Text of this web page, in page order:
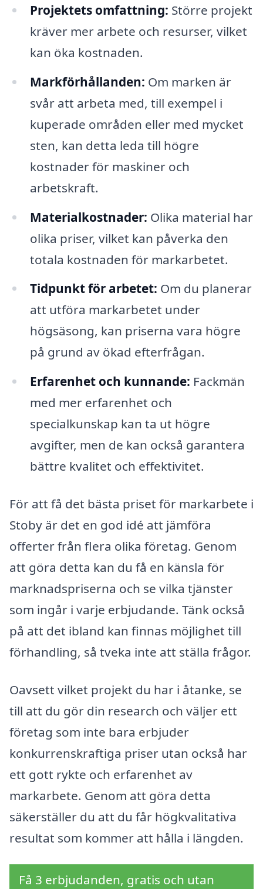
Projektets omfattning: Större projekt
kräver mer arbete och resurser, vilket
kan öka kostnaden.
Markförhållanden: Om marken är
svår att arbeta med, till exempel i
kuperade områden eller med mycket
sten, kan detta leda till högre
kostnader för maskiner och
arbetskraft.
Materialkostnader: Olika material har
olika priser, vilket kan påverka den
totala kostnaden för markarbetet.
Tidpunkt för arbetet: Om du planerar
att utföra markarbetet under
högsäsong, kan priserna vara högre
på grund av ökad efterfrågan.
Erfarenhet och kunnande: Fackmän
med mer erfarenhet och
specialkunskap kan ta ut högre
avgifter, men de kan också garantera
bättre kvalitet och effektivitet.
För att få det bästa priset för markarbete i
Stoby är det en god idé att jämföra
offerter från flera olika företag. Genom
att göra detta kan du få en känsla för
marknadspriserna och se vilka tjänster
som ingår i varje erbjudande. Tänk också
på att det ibland kan finnas möjlighet till
förhandling, så tveka inte att ställa frågor.
Oavsett vilket projekt du har i åtanke, se
till att du gör din research och väljer ett
företag som inte bara erbjuder
konkurrenskraftiga priser utan också har
ett gott rykte och erfarenhet av
markarbete. Genom att göra detta
säkerställer du att du får högkvalitativa
resultat som kommer att hålla i längden.
Få 3 erbjudanden, gratis och utan